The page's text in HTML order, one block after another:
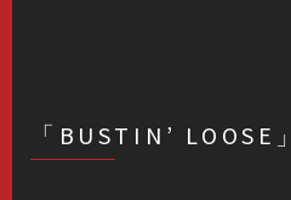
「BUSTIN’ LOOSE」